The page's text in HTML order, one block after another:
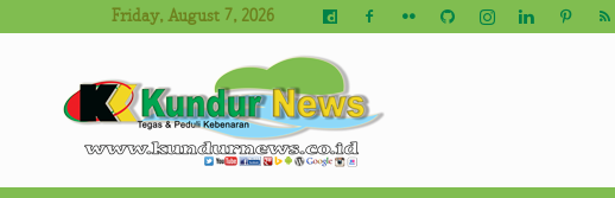
Friday, August 7, 2026